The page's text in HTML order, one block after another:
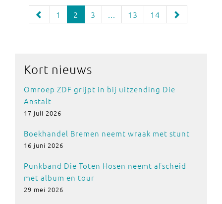
1 2 3 ... 13 14
Kort nieuws
Omroep ZDF grijpt in bij uitzending Die
Anstalt
17 juli 2026
Boekhandel Bremen neemt wraak met stunt
16 juni 2026
Punkband Die Toten Hosen neemt afscheid
met album en tour
29 mei 2026